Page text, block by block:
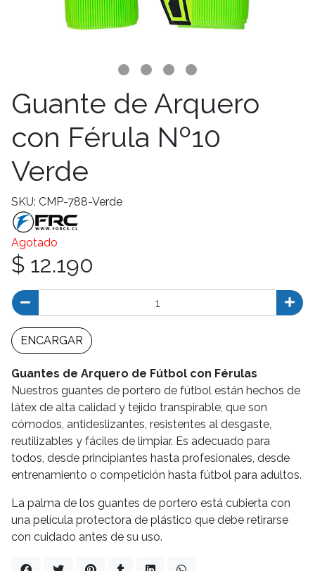
Guante de Arquero
con Férula Nº10
Verde
SKU: CMP-788-Verde
Agotado
$ 12.190
ENCARGAR
Guantes de Arquero de Fútbol con Férulas
Nuestros guantes de portero de fútbol están hechos de
látex de alta calidad y tejido transpirable, que son
cómodos, antideslizantes, resistentes al desgaste,
reutilizables y fáciles de limpiar. Es adecuado para
todos, desde principiantes hasta profesionales, desde
entrenamiento o competición hasta fútbol para adultos.
La palma de los guantes de portero está cubierta con
una película protectora de plástico que debe retirarse
con cuidado antes de su uso.